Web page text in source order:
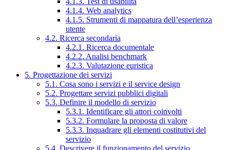
4.1.4. Web analytics
4.1.5. Strumenti di mappatura dell’esperienza
utente
4.2. Ricerca secondaria
4.2.1. Ricerca documentale
4.2.2. Analisi benchmark
4.2.3. Valutazione euristica
5. Progettazione dei servizi
5.1. Cosa sono i servizi e il service design
5.2. Progettare servizi pubblici digitali
5.3. Definire il modello di servizio
5.3.1. Identificare gli attori coinvolti
5.3.2. Formulare la proposta di valore
5.3.3. Inquadrare gli elementi costitutivi del
servizio
5.4. Descrivere il funzionamento del servizio